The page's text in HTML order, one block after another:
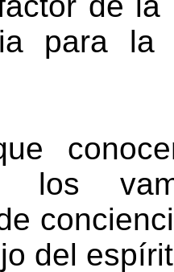
para la
los
del